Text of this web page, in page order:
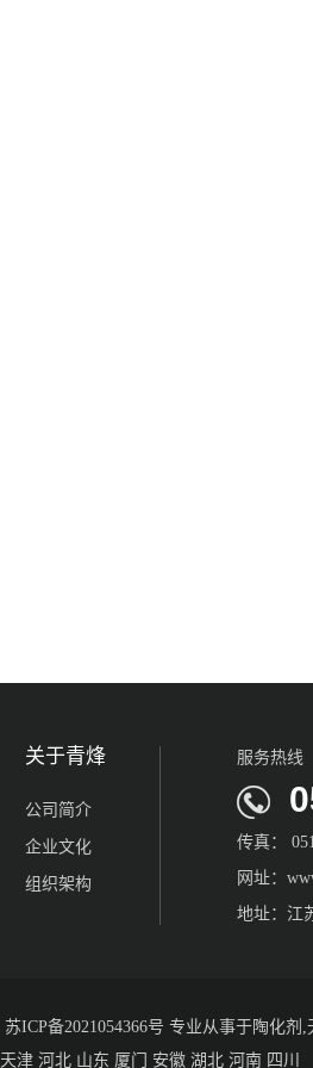
关于青烽
公司简介
企业文化
组织架构
服务热线
传真：
网址：
地址：江
苏ICP备2021054366号 专业从事于陶化剂 ,
天津 河北 山东 厦门 安徽 湖北 河南 四川